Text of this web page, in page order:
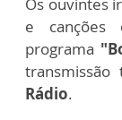
e canções
programa
transmissão
Rádio.